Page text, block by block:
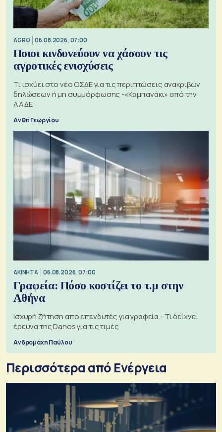
AGRO 06.08.2026, 07:00
Ποιοι κινδυνεύουν να χάσουν τις
αγροτικές ενισχύσεις
Τι ισχύει στο νέο ΟΣΔΕ για τις περιπτώσεις ανακριβών
δηλώσεων ή μη συμμόρφωσης -«Καμπανάκι» από την
ΑΑΔΕ
Ανθή Γεωργίου
ΑΚΙΝΗΤΑ 06.08.2026, 07:00
Γραφεία: Πόσο κοστίζει το τ.μ στην
Αθήνα
Ισχυρή ζήτηση από επενδυτές για γραφεία - Τι δείχνει
έρευνα της Danos για τις τιμές
Ανδρομάχη Παύλου
Περισσότερα από Ενέργεια